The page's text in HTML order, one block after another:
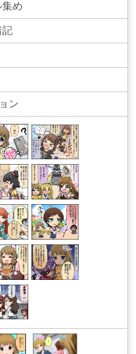
め
記
ン